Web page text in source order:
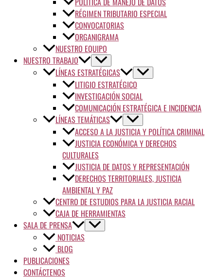
RÉGIMEN TRIBUTARIO ESPECIAL
CONVOCATORIAS
ORGANIGRAMA
NUESTRO EQUIPO
NUESTRO TRABAJO
LÍNEAS ESTRATÉGICAS
LITIGIO ESTRATÉGICO
INVESTIGACIÓN SOCIAL
COMUNICACIÓN ESTRATÉGICA E INCIDENCIA
LÍNEAS TEMÁTICAS
ACCESO A LA JUSTICIA Y POLÍTICA CRIMINAL
JUSTICIA ECONÓMICA Y DERECHOS
CULTURALES
JUSTICIA DE DATOS Y REPRESENTACIÓN
DERECHOS TERRITORIALES, JUSTICIA
AMBIENTAL Y PAZ
CENTRO DE ESTUDIOS PARA LA JUSTICIA RACIAL
CAJA DE HERRAMIENTAS
SALA DE PRENSA
NOTICIAS
BLOG
PUBLICACIONES
CONTÁCTENOS